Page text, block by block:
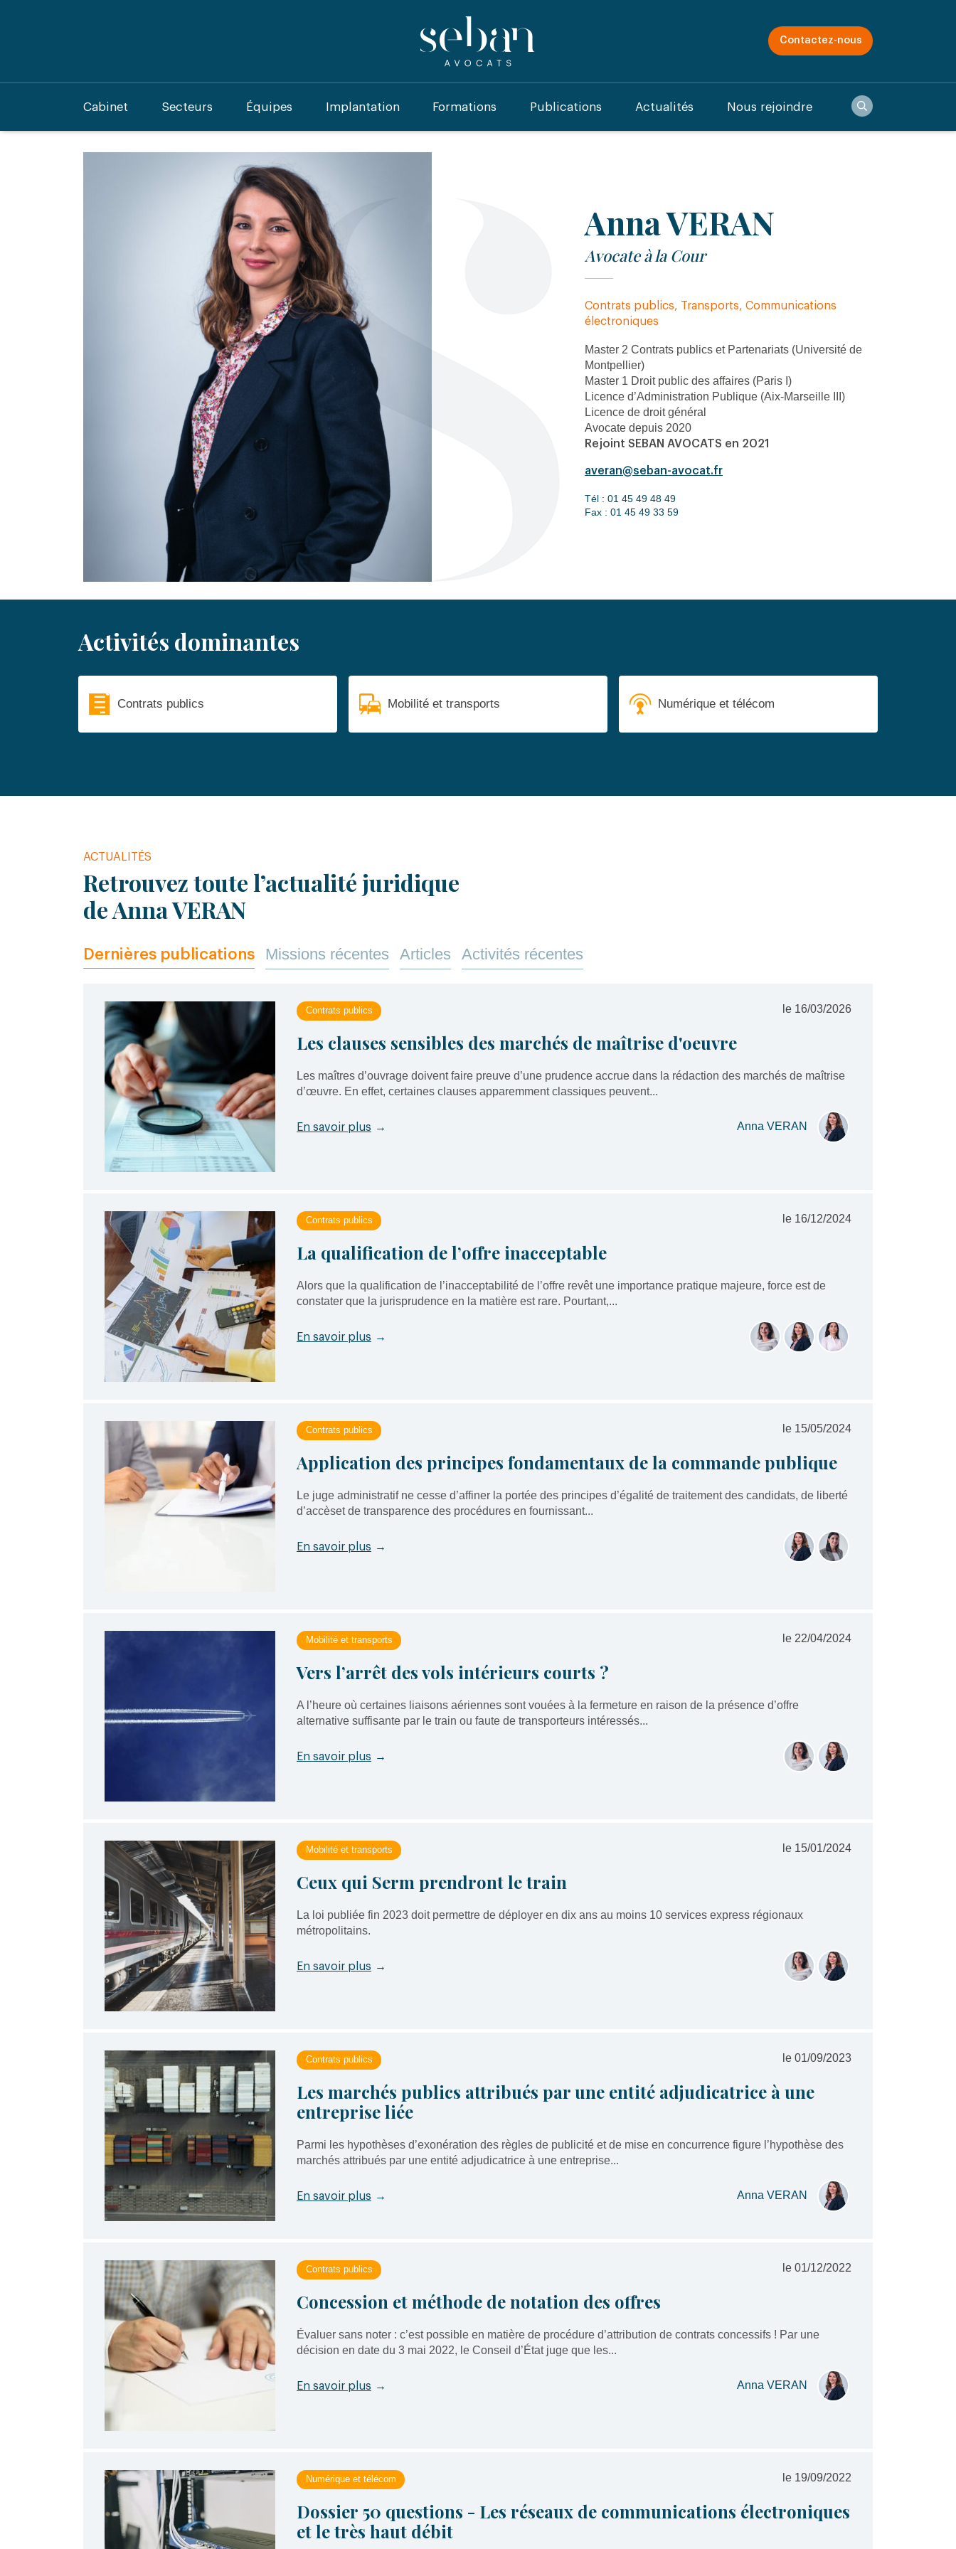
Contactez-nous
Recherche
Cabinet Secteurs Équipes Implantation Formations Publications Actualités Nous rejoindre
Anna VERAN
Avocate à la Cour
Contrats publics, Transports, Communications
électroniques
Master 2 Contrats publics et Partenariats (Université de
Montpellier)
Master 1 Droit public des affaires (Paris I)
Licence d’Administration Publique (Aix-Marseille III)
Licence de droit général
Avocate depuis 2020
Rejoint SEBAN AVOCATS en 2021
averan@seban-avocat.fr
Tél : 01 45 49 48 49
Fax : 01 45 49 33 59
Activités dominantes
Contrats publics Mobilité et transports Numérique et télécom
ACTUALITÉS
Retrouvez toute l’actualité juridique
de Anna VERAN
Dernières publications Missions récentes Articles Activités récentes
Contrats publics le 16/03/2026
Les clauses sensibles des marchés de maîtrise d'oeuvre
Les maîtres d’ouvrage doivent faire preuve d’une prudence accrue dans la rédaction des marchés de maîtrise
d’œuvre. En effet, certaines clauses apparemment classiques peuvent...
En savoir plus → Anna VERAN
Contrats publics le 16/12/2024
La qualification de l’offre inacceptable
Alors que la qualification de l’inacceptabilité de l’offre revêt une importance pratique majeure, force est de
constater que la jurisprudence en la matière est rare. Pourtant,...
En savoir plus →
Contrats publics le 15/05/2024
Application des principes fondamentaux de la commande publique
Le juge administratif ne cesse d’affiner la portée des principes d’égalité de traitement des candidats, de liberté
d’accèset de transparence des procédures en fournissant...
En savoir plus →
Mobilité et transports le 22/04/2024
Vers l’arrêt des vols intérieurs courts ?
A l’heure où certaines liaisons aériennes sont vouées à la fermeture en raison de la présence d’offre
alternative suffisante par le train ou faute de transporteurs intéressés...
En savoir plus →
Mobilité et transports le 15/01/2024
Ceux qui Serm prendront le train
La loi publiée fin 2023 doit permettre de déployer en dix ans au moins 10 services express régionaux
métropolitains.
En savoir plus →
Contrats publics le 01/09/2023
Les marchés publics attribués par une entité adjudicatrice à une
entreprise liée
Parmi les hypothèses d’exonération des règles de publicité et de mise en concurrence figure l’hypothèse des
marchés attribués par une entité adjudicatrice à une entreprise...
En savoir plus → Anna VERAN
Contrats publics le 01/12/2022
Concession et méthode de notation des offres
Évaluer sans noter : c’est possible en matière de procédure d’attribution de contrats concessifs ! Par une
décision en date du 3 mai 2022, le Conseil d’État juge que les...
En savoir plus → Anna VERAN
Numérique et télécom le 19/09/2022
Dossier 50 questions - Les réseaux de communications électroniques
et le très haut débit